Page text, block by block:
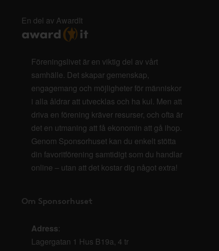
En del av AwardIt
Föreningslivet är en viktig del av vårt
samhälle. Det skapar gemenskap,
engagemang och möjligheter för människor
i alla åldrar att utvecklas och ha kul. Men att
driva en förening kräver resurser, och ofta är
det en utmaning att få ekonomin att gå ihop.
Genom Sponsorhuset kan du enkelt stötta
din favoritförening samtidigt som du handlar
online – utan att det kostar dig något extra!
Om Sponsorhuset
Adress:
Lagergatan 1 Hus B19a, 4 tr